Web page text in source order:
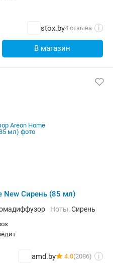
stox.by4 отзыва i
В магазин
New Сирень (85 мл)
Ноты:Сирень
amd.by 4.0(2086) i